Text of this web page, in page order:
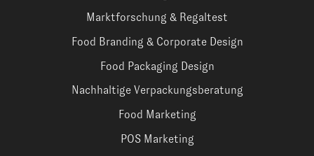
Marktforschung & Regaltest
Food Branding & Corporate Design
Food Packaging Design
Nachhaltige Verpackungsberatung
Food Marketing
POS Marketing